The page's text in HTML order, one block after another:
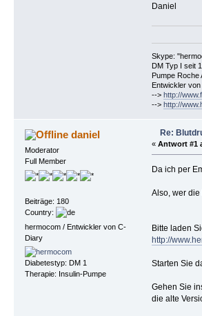
Daniel
Skype:
DM Typ I seit
Pumpe Roche
Entwickler
--> http://
--> http://
daniel
Moderator
Full Member
Beiträge: 180
Country:
hermocom / Entwickler von C-
Diary
Diabetestyp: DM 1
Therapie: Insulin-Pumpe
Re:
« Antwort #1
Da ich per
Also, wer die
Bitte laden
http://
Starten Sie
Gehen Sie
die alte